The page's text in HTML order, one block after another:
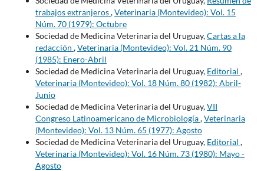
trabajos extranjeros,Veterinaria (Montevideo): Vol. 15
Núm. 70 (1979): Octubre
Sociedad de Medicina Veterinaria del Uruguay,Cartas a la
redacción ,Veterinaria (Montevideo): Vol. 21 Núm. 90
(1985): Enero-Abril
Sociedad de Medicina Veterinaria del Uruguay, Editorial ,
Veterinaria (Montevideo): Vol. 18 Núm. 80 (1982): Abril-
Junio
Sociedad de Medicina Veterinaria del Uruguay,VII
Congreso Latinoamericano de Microbiología,Veterinaria
(Montevideo): Vol. 13 Núm. 65 (1977): Agosto
Sociedad de Medicina Veterinaria del Uruguay, Editorial ,
Veterinaria (Montevideo): Vol. 16 Núm. 73 (1980): Mayo -
Agosto